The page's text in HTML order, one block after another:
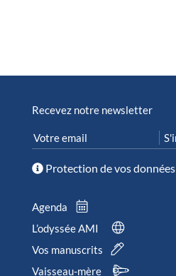
Recevez notre newsletter
Protection de vos données
Agenda
L’odyssée AMI
Vos manuscrits
Vaisseau-mère